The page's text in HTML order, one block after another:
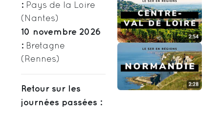
: Pays de la Loire
(Nantes)
10 novembre 2026
: Bretagne
(Rennes)
Retour sur les
journées passées :